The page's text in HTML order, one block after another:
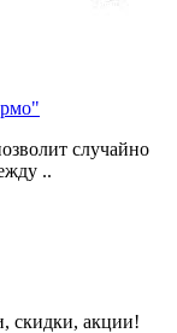
случайно
..
, скидки, акции!